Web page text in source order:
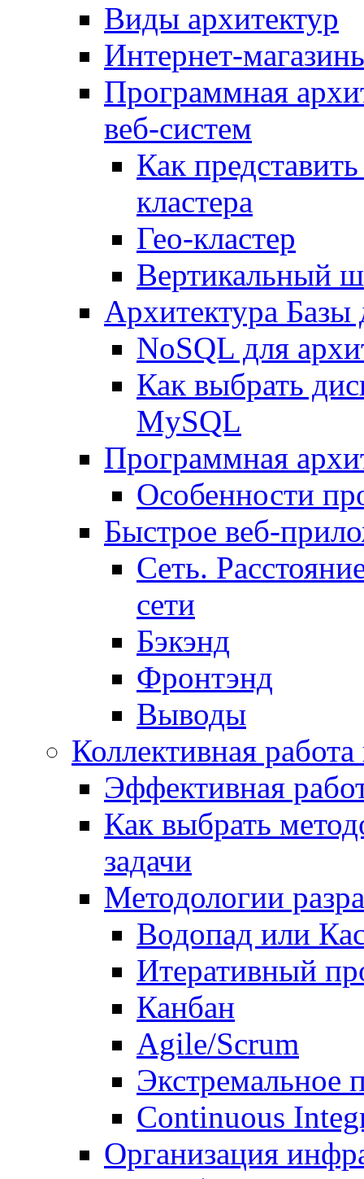
Виды архитектур
Интернет-
Программная
веб-систем
Как
кластера
Гео-кластер
Вертикальный
Архитектура
NoSQL для
Как выбрать
MySQL
Программная
Особенности
Быстрое веб-
Сеть.
сети
Бэкэнд
Фронтэнд
Выводы
Коллективная
Эффективная
Как выбрать
задачи
Методологии
Водопад или
Итеративный
Канбан
Agile/Scrum
Экстремальное
Continuous
Организация